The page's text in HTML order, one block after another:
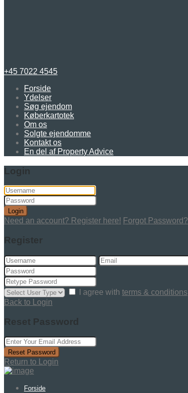
+45 7022 4545
Forside
Ydelser
Søg ejendom
Køberkartotek
Om os
Solgte ejendomme
Kontakt os
En del af Property Advice
Login
Login
Need an account? Register here! Forgot Password?
Register
I agree with terms & conditions
Back to Login
Reset Password
Reset Password
Return to Login
Forside